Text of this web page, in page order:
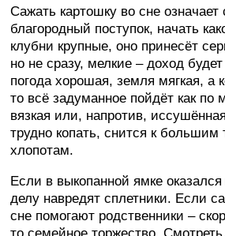
Сажать картошку во сне
благородный поступок, начать
клубни крупные, оно принесёт
но не сразу, мелкие – доход
погода хорошая, земля мягкая, а
то всё задуманное пойдёт как по
вязкая или, напротив,
трудно копать, снится к большим
хлопотам.
Если в выкопанной ямке
делу навредят сплетники. Если
сне помогают родственники –